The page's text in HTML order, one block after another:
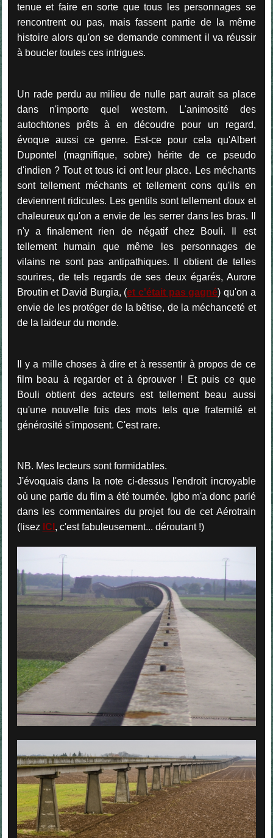
tenue et faire en sorte que tous les personnages se
rencontrent ou pas, mais fassent partie de la même
histoire alors qu'on se demande comment il va réussir
à boucler toutes ces intrigues.
Un rade perdu au milieu de nulle part aurait sa place
dans n'importe quel western. L'animosité des
autochtones prêts à en découdre pour un regard,
évoque aussi ce genre. Est-ce pour cela qu'Albert
Dupontel (magnifique, sobre) hérite de ce pseudo
d'indien ? Tout et tous ici ont leur place. Les méchants
sont tellement méchants et tellement cons qu'ils en
deviennent ridicules. Les gentils sont tellement doux et
chaleureux qu'on a envie de les serrer dans les bras. Il
n'y a finalement rien de négatif chez Bouli. Il est
tellement humain que même les personnages de
vilains ne sont pas antipathiques. Il obtient de telles
sourires, de tels regards de ses deux égarés, Aurore
Broutin et David Burgia, (et c'était pas gagné) qu'on a
envie de les protéger de la bêtise, de la méchanceté et
de la laideur du monde.
Il y a mille choses à dire et à ressentir à propos de ce
film beau à regarder et à éprouver ! Et puis ce que
Bouli obtient des acteurs est tellement beau aussi
qu'une nouvelle fois des mots tels que fraternité et
générosité s'imposent. C'est rare.
NB. Mes lecteurs sont formidables.
J'évoquais dans la note ci-dessus l'endroit incroyable
où une partie du film a été tournée. Igbo m'a donc parlé
dans les commentaires du projet fou de cet Aérotrain
(lisez ICI , c'est fabuleusement... déroutant !)